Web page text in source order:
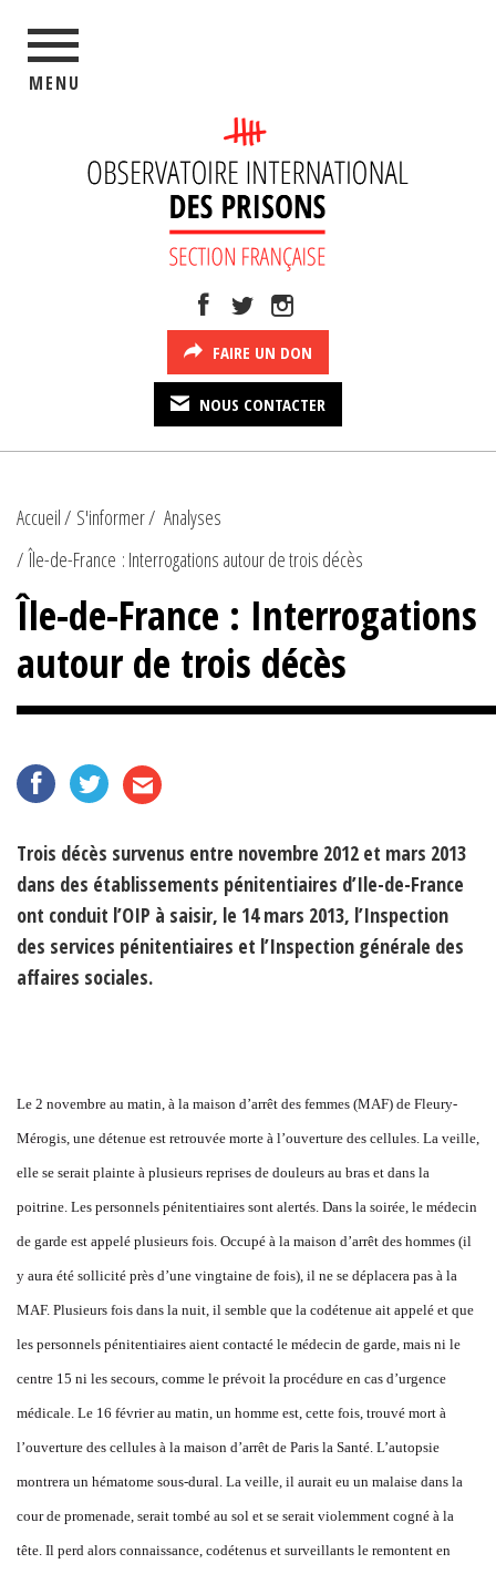
MENU
FAIRE UN DON
NOUS CONTACTER
Accueil S'informer
Analyses
Île-de-France : Interrogations autour de trois décès
Île-de-France : Interrogations
autour de trois décès
Trois décès survenus entre novembre 2012 et mars 2013
dans des établissements pénitentiaires d’Ile-de-France
ont conduit l’OIP à saisir, le 14 mars 2013, l’Inspection
des services pénitentiaires et l’Inspection générale des
affaires sociales.
Le 2 novembre au matin, à la maison d’arrêt des femmes (MAF) de Fleury-
Mérogis, une détenue est retrouvée morte à l’ouverture des cellules. La veille,
elle se serait plainte à plusieurs reprises de douleurs au bras et dans la
poitrine. Les personnels pénitentiaires sont alertés. Dans la soirée, le médecin
de garde est appelé plusieurs fois. Occupé à la maison d’arrêt des hommes (il
y aura été sollicité près d’une vingtaine de fois), il ne se déplacera pas à la
MAF. Plusieurs fois dans la nuit, il semble que la codétenue ait appelé et que
les personnels pénitentiaires aient contacté le médecin de garde, mais ni le
centre 15 ni les secours, comme le prévoit la procédure en cas d’urgence
médicale. Le 16 février au matin, un homme est, cette fois, trouvé mort à
l’ouverture des cellules à la maison d’arrêt de Paris la Santé. L’autopsie
montrera un hématome sous-dural. La veille, il aurait eu un malaise dans la
cour de promenade, serait tombé au sol et se serait violemment cogné à la
tête. Il perd alors connaissance, codétenus et surveillants le remontent en